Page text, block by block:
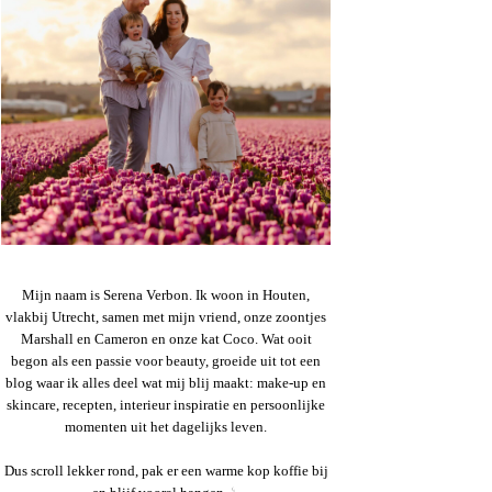
Mijn naam is Serena Verbon. Ik woon in Houten,
vlakbij Utrecht, samen met mijn vriend, onze zoontjes
Marshall en Cameron en onze kat Coco. Wat ooit
begon als een passie voor beauty, groeide uit tot een
blog waar ik alles deel wat mij blij maakt: make-up en
skincare, recepten, interieur inspiratie en persoonlijke
momenten uit het dagelijks leven.
Dus scroll lekker rond, pak er een warme kop koffie bij